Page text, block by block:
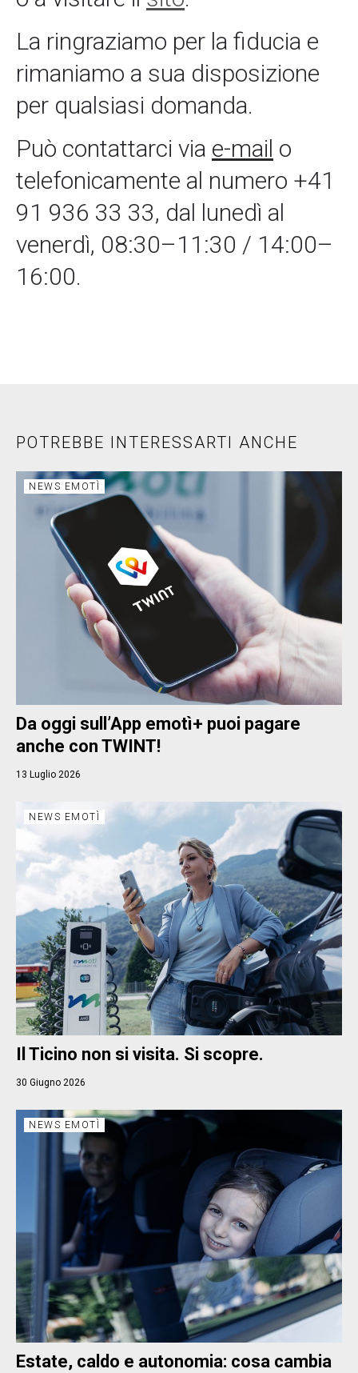
La ringraziamo per la fiducia e
rimaniamo a sua disposizione
per qualsiasi domanda.
Può contattarci via e-mail o
telefonicamente al numero +41
91 936 33 33, dal lunedì al
venerdì, 08:30–11:30 / 14:00–
16:00.
POTREBBE INTERESSARTI ANCHE
NEWS EMOTÌ
Da oggi sull’App emotì+ puoi pagare
anche con TWINT!
13 Luglio 2026
NEWS EMOTÌ
Il Ticino non si visita. Si scopre.
30 Giugno 2026
NEWS EMOTÌ
Estate, caldo e autonomia: cosa cambia